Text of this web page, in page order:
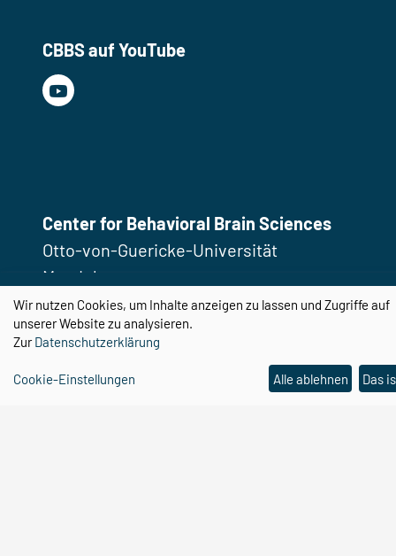
CBBS auf YouTube
Center for Behavioral Brain Sciences
Otto-von-Guericke-Universität
Magdeburg
Universitätsplatz 2
39106 Magdeburg
Email:
cbbs@ovgu.de
Wir nutzen Cookies, um Inhalte anzeigen zu lassen und Zugriffe auf
unserer Website zu analysieren.
ZurDatenschutzerklärung
Cookie-Einstellungen Alle ablehnen Das